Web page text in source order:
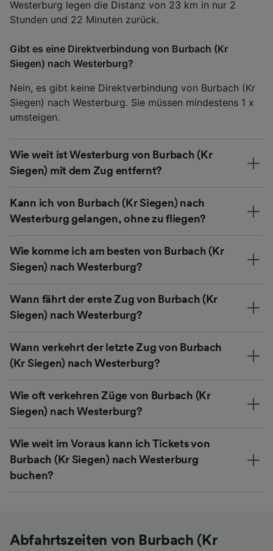
Westerburg legen die Distanz von 23 km in nur 2
Stunden und 22 Minuten zurück.
Gibt es eine Direktverbindung von Burbach (Kr
Siegen) nach Westerburg?
Nein, es gibt keine Direktverbindung von Burbach (Kr
Siegen) nach Westerburg. Sie müssen mindestens 1 x
umsteigen.
Wie weit ist Westerburg von Burbach (Kr
Siegen) mit dem Zug entfernt?
Kann ich von Burbach (Kr Siegen) nach
Westerburg gelangen, ohne zu fliegen?
Wie komme ich am besten von Burbach (Kr
Siegen) nach Westerburg?
Wann fährt der erste Zug von Burbach (Kr
Siegen) nach Westerburg?
Wann verkehrt der letzte Zug von Burbach
(Kr Siegen) nach Westerburg?
Wie oft verkehren Züge von Burbach (Kr
Siegen) nach Westerburg?
Wie weit im Voraus kann ich Tickets von
Burbach (Kr Siegen) nach Westerburg
buchen?
Abfahrtszeiten von Burbach (Kr